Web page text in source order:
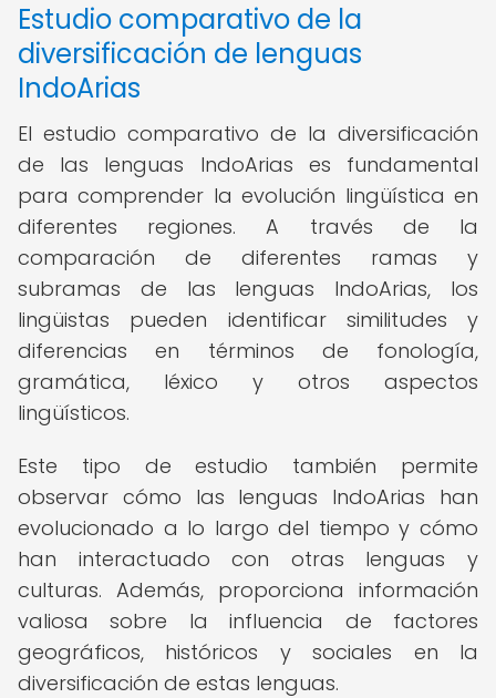
Estudio comparativo de la
diversificación de lenguas
IndoArias
El estudio comparativo de la diversificación
de las lenguas IndoArias es fundamental
para comprender la evolución lingüística en
diferentes regiones. A través de la
comparación de diferentes ramas y
subramas de las lenguas IndoArias, los
lingüistas pueden identificar similitudes y
diferencias en términos de fonología,
gramática, léxico y otros aspectos
lingüísticos.
Este tipo de estudio también permite
observar cómo las lenguas IndoArias han
evolucionado a lo largo del tiempo y cómo
han interactuado con otras lenguas y
culturas. Además, proporciona información
valiosa sobre la influencia de factores
geográficos, históricos y sociales en la
diversificación de estas lenguas.